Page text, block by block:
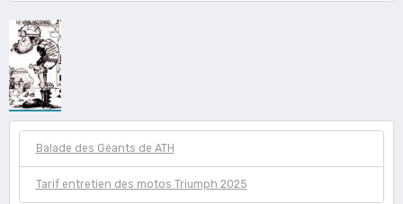
Balade des Géants de ATH
Tarif entretien des motos Triumph 2025